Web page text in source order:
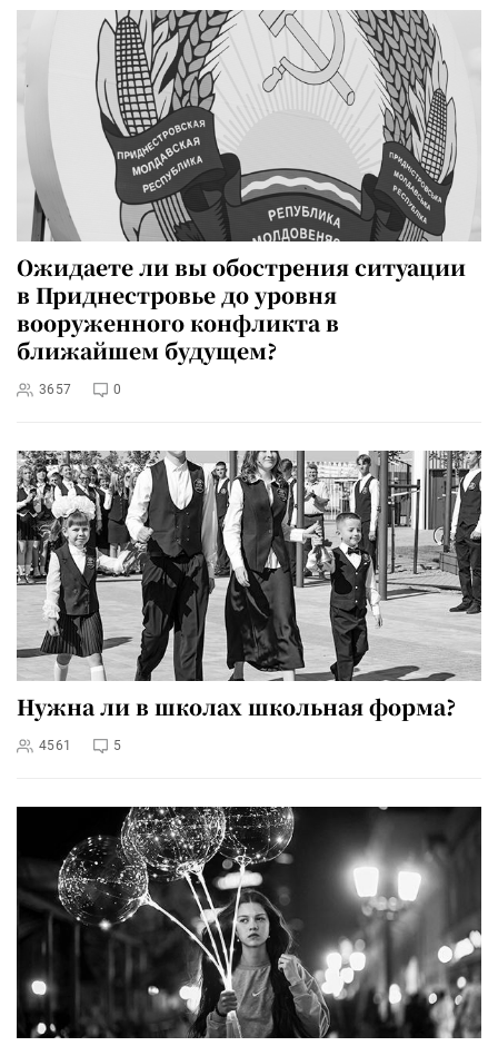
Ожидаете ли вы обострения ситуации
в Приднестровье до уровня
вооруженного конфликта в
ближайшем будущем?
3657 0
Нужна ли в школах школьная форма?
4561 5